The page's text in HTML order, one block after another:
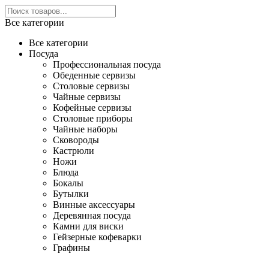
Все категории
Все категории
Посуда
Профессиональная посуда
Обеденные сервизы
Столовые сервизы
Чайные сервизы
Кофейные сервизы
Столовые приборы
Чайные наборы
Сковороды
Кастрюли
Ножи
Блюда
Бокалы
Бутылки
Винные аксессуары
Деревянная посуда
Камни для виски
Гейзерные кофеварки
Графины